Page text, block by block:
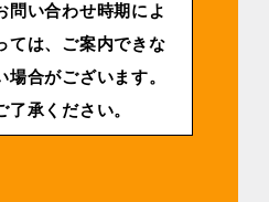
問い合わせ時期によ
ては、ご案内できな
場合がございます。
了承ください。